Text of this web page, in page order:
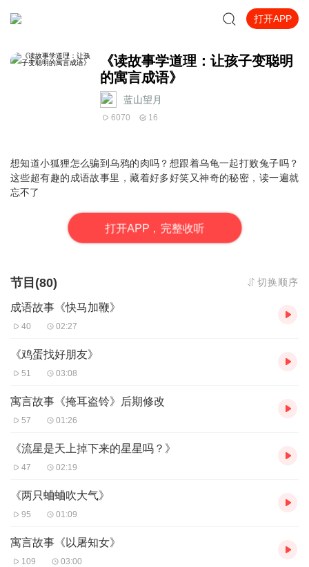
打开APP
《读故事学道理：让孩子变聪明
的寓言成语》
蓝山望月
6070 16
想知道小狐狸怎么骗到乌鸦的肉吗？想跟着乌龟一起打败兔子吗？
这些超有趣的成语故事里，藏着好多好笑又神奇的秘密，读一遍就
忘不了
打开APP，完整收听
节目(80) 切换顺序
成语故事《快马加鞭》
40 02:27
《鸡蛋找好朋友》
51 03:08
寓言故事《掩耳盗铃》后期修改
57 01:26
《流星是天上掉下来的星星吗？》
47 02:19
《两只蛐蛐吹大气》
95 01:09
寓言故事《以屠知女》
109 03:00